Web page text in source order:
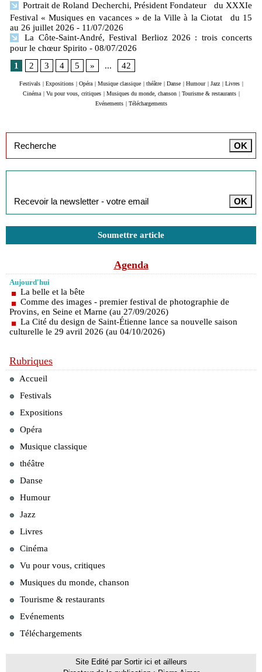
Portrait de Roland Decherchi, Président Fondateur du XXXIe
Festival « Musiques en vacances » de la Ville à la Ciotat du 15
au 26 juillet 2026 - 11/07/2026
La Côte-Saint-André, Festival Berlioz 2026 : trois concerts
pour le chœur Spirito - 08/07/2026
1
2 3 4 5 » ... 42
Festivals Expositions Opéra Musique classique théâtre Danse Humour Jazz Livres
Cinéma
Vu pour vous, critiques Musiques du monde, chanson Tourisme & restaurants
Evénements
Téléchargements
Soumettre article
Agenda
Aujourd'hui
La belle et la bête
Comme des images - premier festival de photographie de
Provins, en Seine et Marne (au 27/09/2026)
La Cité du design de Saint-Étienne lance sa nouvelle saison
culturelle le 29 avril 2026 (au 04/10/2026)
Rubriques
Accueil
Festivals
Expositions
Opéra
Musique classique
théâtre
Danse
Humour
Jazz
Livres
Cinéma
Vu pour vous, critiques
Musiques du monde, chanson
Tourisme & restaurants
Evénements
Téléchargements
Site Edité par Sortir ici et ailleurs